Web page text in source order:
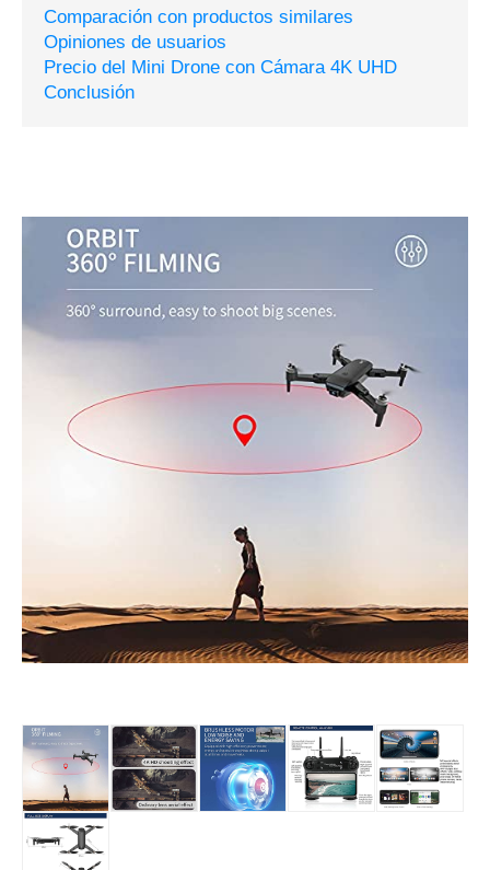
Comparación con productos similares
Opiniones de usuarios
Precio del Mini Drone con Cámara 4K UHD
Conclusión